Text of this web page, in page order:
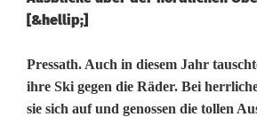
[&hellip;]
D
J
Pressath. Auch in diesem Jahr
ihre Ski gegen die Räder. Bei
sie sich auf und genossen die tollen